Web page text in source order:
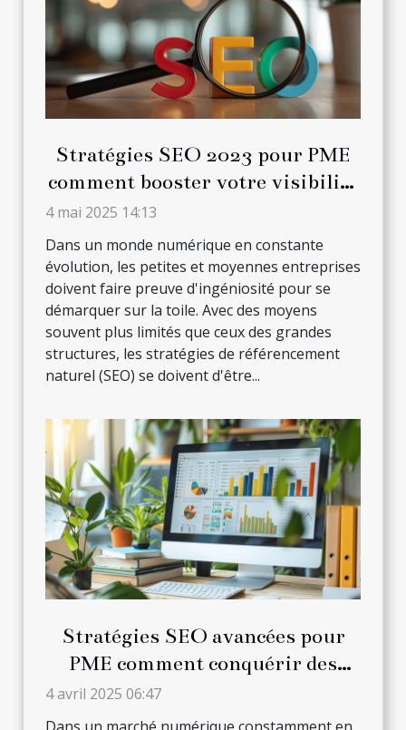
Stratégies SEO 2023 pour PME
comment booster votre visibilité
en ligne avec un budget limité
4 mai 2025 14:13
Dans un monde numérique en constante
évolution, les petites et moyennes entreprises
doivent faire preuve d'ingéniosité pour se
démarquer sur la toile. Avec des moyens
souvent plus limités que ceux des grandes
structures, les stratégies de référencement
naturel (SEO) se doivent d'être...
Stratégies SEO avancées pour
PME comment conquérir des
niches peu compétitives
4 avril 2025 06:47
Dans un marché numérique constamment en